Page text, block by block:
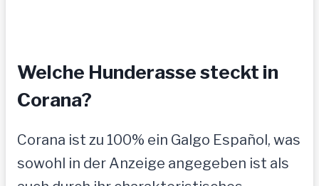
Welche Hunderasse steckt in
Corana?
Corana ist zu 100% ein Galgo Español, was
sowohl in der Anzeige angegeben ist als